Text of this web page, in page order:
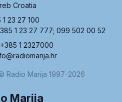
Croatia
23 27 100
1 23 27 777; 099 502 00 52
1 2327000
Radio Marija 1997-2026
Marija